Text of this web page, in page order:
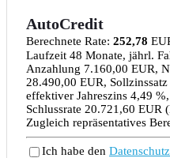
AutoCredit
Berechnete Rate: 252,78
Laufzeit 48 Monate, jährl.
Anzahlung 7.160,00 EUR,
28.490,00 EUR,
effektiver Jahreszins 4,49
Schlussrate 20.721,60 EUR
Zugleich repräsentatives
Ich habe den